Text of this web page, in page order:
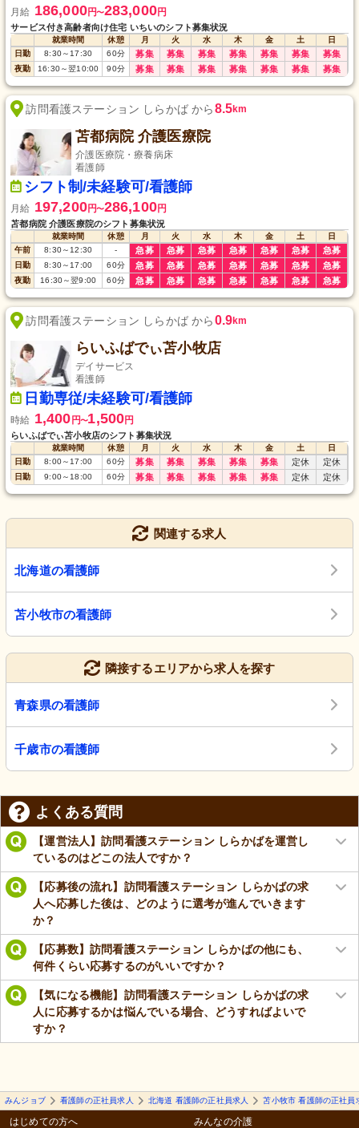
月給 186,000円〜283,000円
サービス付き高齢者向け住宅 いちいのシフト募集状況
就業時間 休憩 月 火 水 木 金 土
日
日勤
8:30～17:30 60分 募集 募集 募集 募集 募集 募集 募集
夜勤 16:30～翌10:00 90分 募集 募集 募集 募集 募集 募集 募集
訪問看護ステーション しらかば から8.5km
苫都病院 介護医療院
介護医療院・療養病床
看護師
シフト制/未経験可/看護師
月給 197,200円〜286,100円
苫都病院 介護医療院のシフト募集状況
就業時間 休憩 月 火 水 木 金 土
日
午前
8:30～12:30 - 急募 急募 急募 急募 急募 急募 急募
日勤 8:30～17:00 60分 急募 急募 急募 急募 急募 急募 急募
夜勤 16:30～翌9:00 60分 急募 急募 急募 急募 急募 急募 急募
訪問看護ステーション しらかば から0.9km
らいふばでぃ苫小牧店
デイサービス
看護師
日勤専従/未経験可/看護師
時給 1,400 円〜1,500円
らいふばでぃ苫小牧店のシフト募集状況
就業時間 休憩 月 火 水 木 金 土
日
日勤
8:00～17:00 60分 募集 募集 募集 募集 募集 定休 定休
日勤 9:00～18:00 60分 募集 募集 募集 募集 募集 定休 定休
関連する求人
北海道の看護師
苫小牧市の看護師
隣接するエリアから求人を探す
青森県の看護師
千歳市の看護師
よくある質問
【運営法人】訪問看護ステーション しらかばを運営し
ているのはどこの法人ですか？
【応募後の流れ】訪問看護ステーション しらかばの求
人へ応募した後は、どのように選考が進んでいきます
か？
【応募数】訪問看護ステーション しらかばの他にも、
何件くらい応募するのがいいですか？
【気になる機能】訪問看護ステーション しらかばの求
人に応募するかは悩んでいる場合、どうすればよいで
すか？
みんジョブ 看護師の正社員求人 北海道 看護師の正社員求人 苫小牧市 看護師の正社員
はじめての方へ みんなの介護